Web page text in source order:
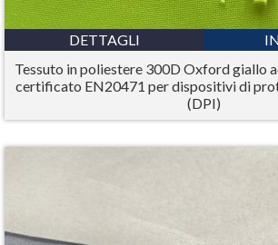
DETTAGLI
Tessuto in poliestere 300D Oxford giallo
certificato EN20471 per dispositivi di
(DPI)